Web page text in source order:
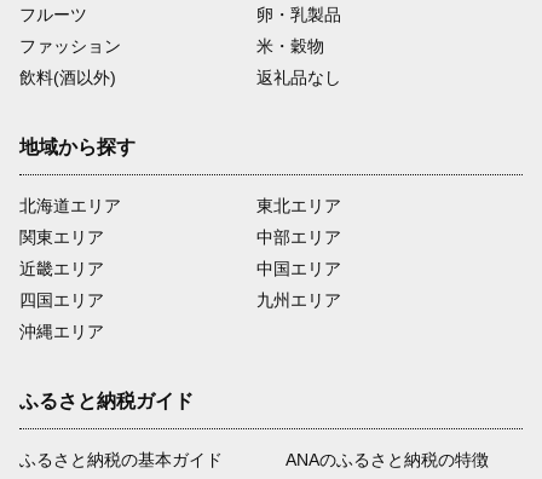
フルーツ
卵・乳製品
ファッション
米・穀物
飲料(酒以外)
返礼品なし
地域から探す
北海道エリア
関東エリア
近畿エリア
四国エリア
沖縄エリア
東北エリア
中部エリア
中国エリア
九州エリア
ふるさと納税ガイド
ふるさと納税の基本ガイド
ANAのふるさと納税の特徴